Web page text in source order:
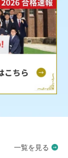
一覧を見る